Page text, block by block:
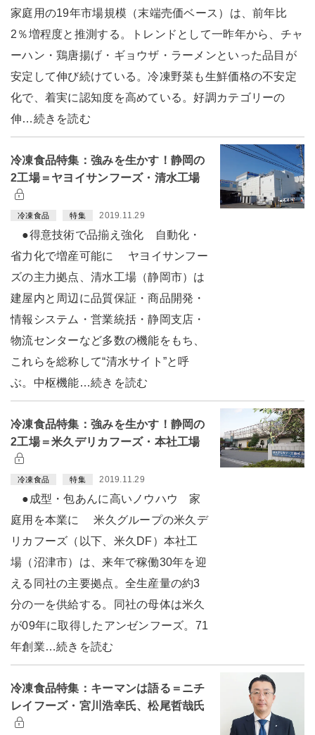
家庭用の19年市場規模（末端売価ベース）は、前年比
2％増程度と推測する。トレンドとして一昨年から、チャ
ーハン・鶏唐揚げ・ギョウザ・ラーメンといった品目が
安定して伸び続けている。冷凍野菜も生鮮価格の不安定
化で、着実に認知度を高めている。好調カテゴリーの
伸…続きを読む
冷凍食品特集：強みを生かす！静岡の
2工場＝ヤヨイサンフーズ・清水工場
冷凍食品 特集 2019.11.29
●得意技術で品揃え強化 自動化・
省力化で増産可能に ヤヨイサンフー
ズの主力拠点、清水工場（静岡市）は
建屋内と周辺に品質保証・商品開発・
情報システム・営業統括・静岡支店・
物流センターなど多数の機能をもち、
これらを総称して“清水サイト”と呼
ぶ。中枢機能…続きを読む
冷凍食品特集：強みを生かす！静岡の
2工場＝米久デリカフーズ・本社工場
冷凍食品 特集 2019.11.29
●成型・包あんに高いノウハウ 家
庭用を本業に 米久グループの米久デ
リカフーズ（以下、米久DF）本社工
場（沼津市）は、来年で稼働30年を迎
える同社の主要拠点。全生産量の約3
分の一を供給する。同社の母体は米久
が09年に取得したアンゼンフーズ。71
年創業…続きを読む
冷凍食品特集：キーマンは語る＝ニチ
レイフーズ・宮川浩幸氏、松尾哲哉氏